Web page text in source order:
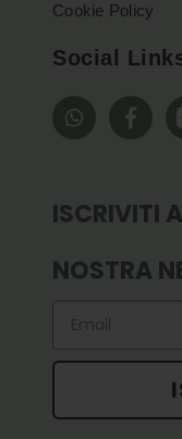
Cookie Policy
Social
whatsapp
ISCRIVITI
NOSTRA